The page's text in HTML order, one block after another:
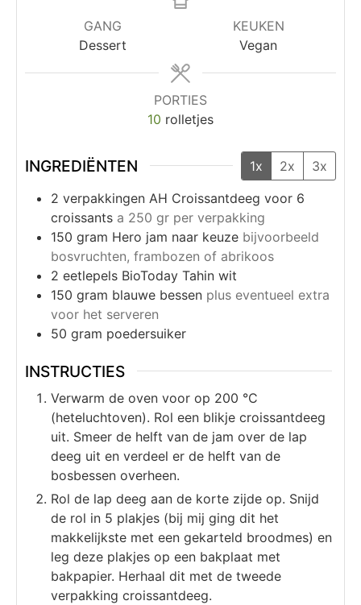
GANG
Dessert
KEUKEN
Vegan
PORTIES
10 rolletjes
INGREDIËNTEN 1x 2x
3x
2 verpakkingen AH Croissantdeeg voor 6
croissants а 250 gr per verpakking
150 gram Hero jam naar keuze bijvoorbeeld
bosvruchten, frambozen of abrikoos
2 eetlepels BioToday Tahin wit
150 gram blauwe bessen plus eventueel extra
voor het serveren
50 gram poedersuiker
INSTRUCTIES
Verwarm de oven voor op 200 °C
(heteluchtoven). Rol een blikje croissantdeeg
uit. Smeer de helft van de jam over de lap
deeg uit en verdeel er de helft van de
bosbessen overheen.
Rol de lap deeg aan de korte zijde op. Snijd
de rol in 5 plakjes (bij mij ging dit het
makkelijkste met een gekarteld broodmes) en
leg deze plakjes op een bakplaat met
bakpapier. Herhaal dit met de tweede
verpakking croissantdeeg.